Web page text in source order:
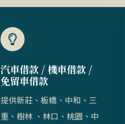
汽車借款 / 機車借款 /
免留車借款​
提供新莊、板橋、中和、三
重、樹林 、林口、桃園、中